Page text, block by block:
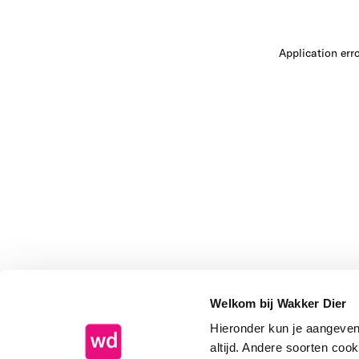
Welkom bij Wakker Dier
Hieronder kun je
altijd. Andere soorten
Application